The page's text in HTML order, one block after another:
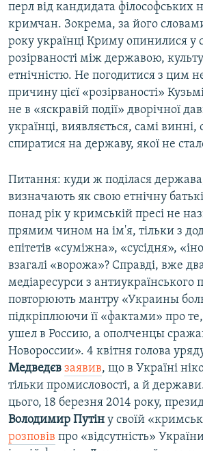
перл від кандидата філософських
кримчан. Зокрема, за його
року українці Криму опинилися у
розірваності між державою,
етнічністю. Не погодитися з цим
причину цієї «розірваності»
не в «яскравій події» дворічної
українці, виявляється, самі
спиратися на державу, якої не
Питання: куди ж поділася
визначають як свою етнічну
понад рік у кримській пресі не
прямим чином на ім'я, тільки з
епітетів «суміжна», «сусідня»,
взагалі «ворожа»? Справді, вже
медіаресурси з антиукраїнського
повторюють мантру «Украины
підкріплюючи її «фактами» про
ушел в Россию, а ополченцы
Новороссии». 4 квітня голова уряду
Медведєв заявив, що в Україні
тільки промисловості, а й
цього, 18 березня 2014 року,
Володимир Путін у своїй
розповів про «відсутність»